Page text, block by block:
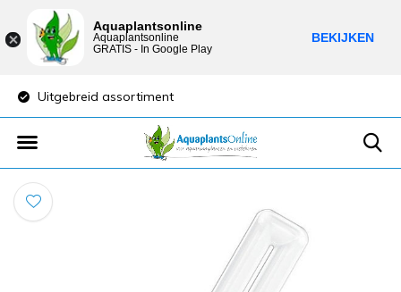
Uitgebreid assortiment
Aquaplantsonline
Aquaplantsonline
GRATIS - In Google Play
BEKIJKEN